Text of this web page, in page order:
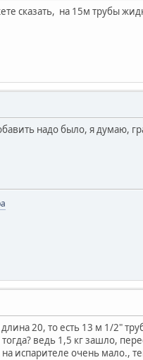
сказать, на 15м трубы
надо было, я думаю,
20, то есть 13 м 1/2"
ведь 1,5 кг зашло,
испарителе очень мало.,